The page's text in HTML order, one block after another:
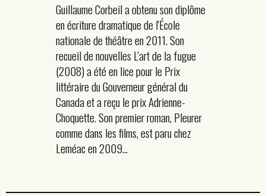
Guillaume Corbeil a obtenu son diplôme
en écriture dramatique de l'École
nationale de théâtre en 2011. Son
recueil de nouvelles L'art de la fugue
(2008) a été en lice pour le Prix
littéraire du Gouverneur général du
Canada et a reçu le prix Adrienne-
Choquette. Son premier roman, Pleurer
comme dans les films, est paru chez
Leméac en 2009...